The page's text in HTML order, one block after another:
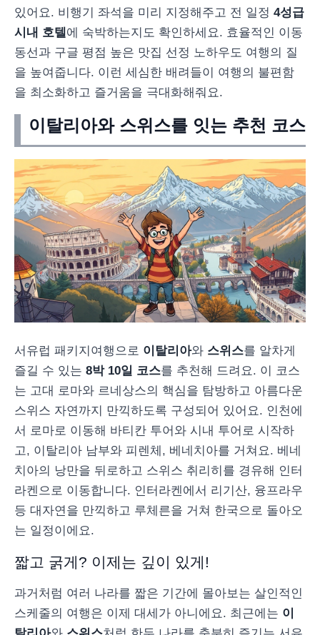
있어요. 비행기 좌석을 미리 지정해주고 전 일정 4성급
시내 호텔 에 숙박하는지도 확인하세요. 효율적인 이동
동선과 구글 평점 높은 맛집 선정 노하우도 여행의 질
을 높여줍니다. 이런 세심한 배려들이 여행의 불편함
을 최소화하고 즐거움을 극대화해줘요.
이탈리아와 스위스를 잇는 추천 코스
서유럽 패키지여행으로 이탈리아와 스위스를 알차게
즐길 수 있는 8박 10일 코스를 추천해 드려요. 이 코스
는 고대 로마와 르네상스의 핵심을 탐방하고 아름다운
스위스 자연까지 만끽하도록 구성되어 있어요. 인천에
서 로마로 이동해 바티칸 투어와 시내 투어로 시작하
고, 이탈리아 남부와 피렌체, 베네치아를 거쳐요. 베네
치아의 낭만을 뒤로하고 스위스 취리히를 경유해 인터
라켄으로 이동합니다. 인터라켄에서 리기산, 융프라우
등 대자연을 만끽하고 루체른을 거쳐 한국으로 돌아오
는 일정이에요.
짧고 굵게? 이제는 깊이 있게!
과거처럼 여러 나라를 짧은 기간에 몰아보는 살인적인
스케줄의 여행은 이제 대세가 아니에요. 최근에는 이